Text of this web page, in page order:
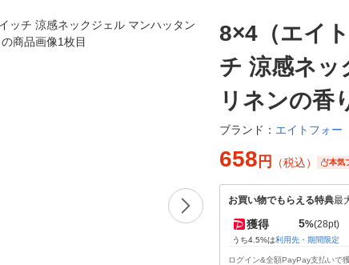
8×4（エイ
チ 涼感ネッ
リネンの香
ブランド： エイトフォー
658 円 （税込） 本気
お買い物でもらえる特典最
獲得 5%(28pt)
うち4.5%は利用先・期間限定
ログイン&全額PayPay支払いで